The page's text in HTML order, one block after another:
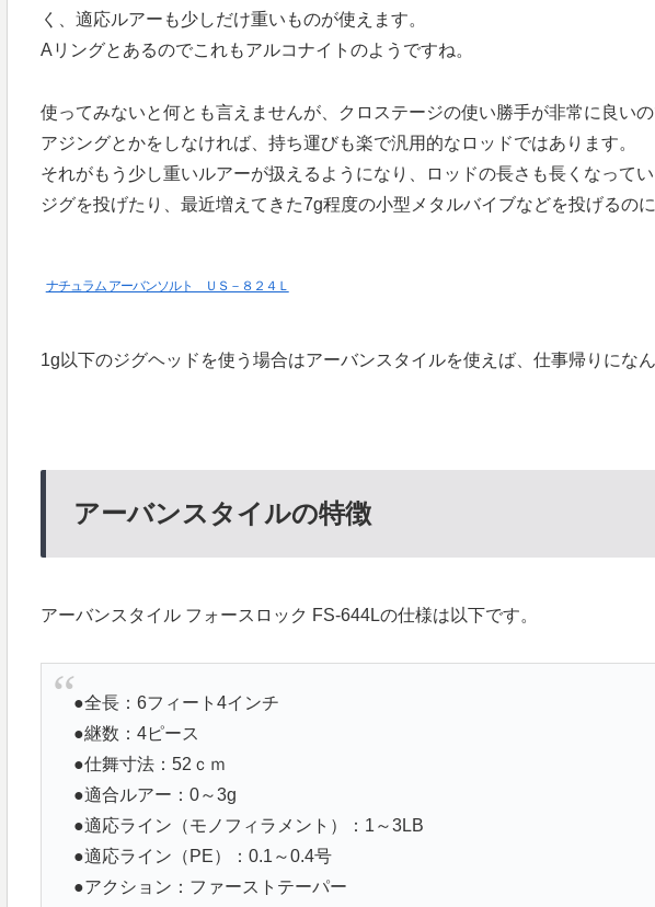
く、適応ルアーも少しだけ重いものが使えます。
Aリングとあるのでこれもアルコナイトのようですね。
使ってみないと何とも言えませんが、クロステージの使い勝手が非常に良い
アジングとかをしなければ、持ち運びも楽で汎用的なロッドではあります。
それがもう少し重いルアーが扱えるようになり、ロッドの長さも長くなって
ジグを投げたり、最近増えてきた7g程度の小型メタルバイブなどを投げるのに
ナチュラム アーバンソルト ＵＳ－８２４Ｌ
1g以下のジグヘッドを使う場合はアーバンスタイルを使えば、仕事帰りにな
アーバンスタイルの特徴
アーバンスタイル フォースロック FS-644Lの仕様は以下です。
●全長：6フィート4インチ
●継数：4ピース
●仕舞寸法：52ｃｍ
●適合ルアー：0～3g
●適応ライン（モノフィラメント）：1～3LB
●適応ライン（PE）：0.1～0.4号
●アクション：ファーストテーパー